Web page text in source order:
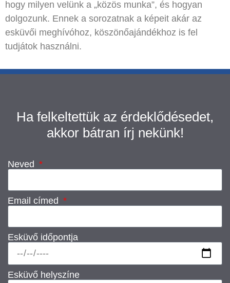
hogy milyen velünk a „közös munka”, és hogyan
dolgozunk. Ennek a sorozatnak a képeit akár az
esküvői meghívóhoz, köszönőajándékhoz is fel
tudjátok használni.
Ha felkeltettük az érdeklődésedet,
akkor bátran írj nekünk!
Neved
Email címed
Esküvő időpontja
Esküvő helyszíne